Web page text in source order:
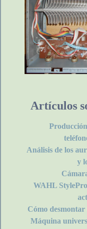
Artículos
Análisis de los
y
WAHL
Cómo
Máquina